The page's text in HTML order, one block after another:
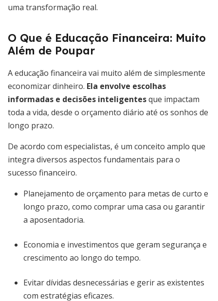
uma transformação real.
O Que é Educação Financeira: Muito
Além de Poupar
A educação financeira vai muito além de simplesmente
economizar dinheiro. Ela envolve escolhas
informadas e decisões inteligentesque impactam
toda a vida, desde o orçamento diário até os sonhos de
longo prazo.
De acordo com especialistas, é um conceito amplo que
integra diversos aspectos fundamentais para o
sucesso financeiro.
Planejamento de orçamento para metas de curto e
longo prazo, como comprar uma casa ou garantir
a aposentadoria.
Economia e investimentos que geram segurança e
crescimento ao longo do tempo.
Evitar dívidas desnecessárias e gerir as existentes
com estratégias eficazes.